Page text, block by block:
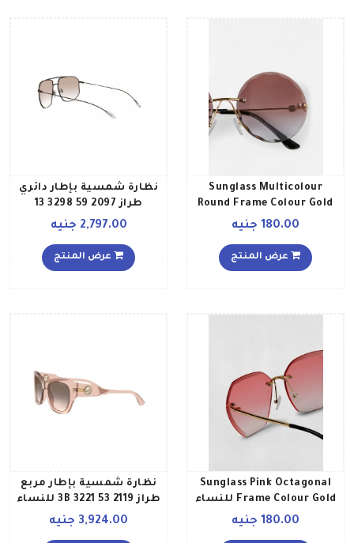
Sunglass Multicolour
Round Frame Colour Gold
للنساء
180.00 جنيه
عرض المنتج
نظارة شمسية بإطار دائري
طراز 2097 59 3298 13
للنساء
2,797.00 جنيه
عرض المنتج
Sunglass Pink Octagonal
Frame Colour Gold للنساء
180.00 جنيه
نظارة شمسية بإطار مربع
طراز 2119 53 3221 3B للنساء
3,924.00 جنيه